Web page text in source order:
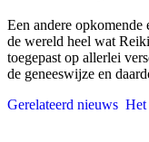
Een andere
de wereld heel wat
toegepast op allerlei
de geneeswijze en
Gerelateerd nieuws Het